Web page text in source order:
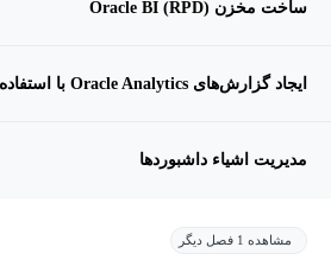
ساخت مخزن Oracle BI (RPD)
ایجاد گزارش‌های Oracle Analytics با استفاده از ناحیه موضوعی
مدیریت اشیاء داشبوردها
مشاهده 1 فصل دیگر